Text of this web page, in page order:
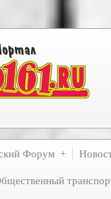
Форум